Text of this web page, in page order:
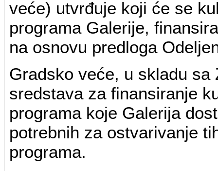
veće) utvrđuje koji će se
programa Galerije,
na osnovu predloga
Gradsko veće, u skladu
sredstava za finansiranje
programa koje Galerija
potrebnih za ostvarivanje
programa.